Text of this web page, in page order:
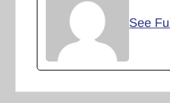
See